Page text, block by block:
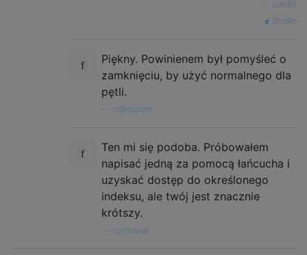
edc65
źródło
Piękny. Powinienem był pomyśleć o
zamknięciu, by użyć normalnego dla
pętli.
nderscore
Ten mi się podoba. Próbowałem
napisać jedną za pomocą łańcucha i
uzyskać dostęp do określonego
indeksu, ale twój jest znacznie
krótszy.
royhowie